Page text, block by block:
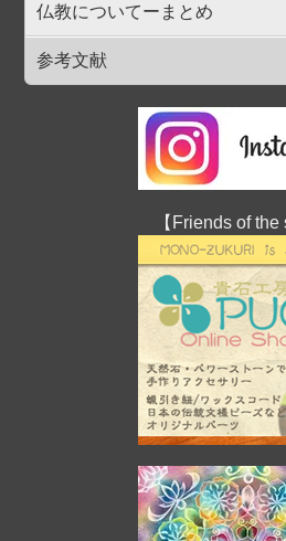
仏教についてーまとめ
参考文献
【Friends of the